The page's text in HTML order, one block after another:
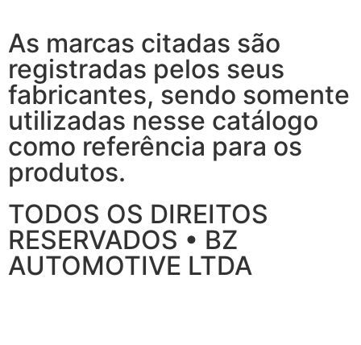
As marcas citadas são
registradas pelos seus
fabricantes, sendo somente
utilizadas nesse catálogo
como referência para os
produtos.
TODOS OS DIREITOS
RESERVADOS • BZ
AUTOMOTIVE LTDA